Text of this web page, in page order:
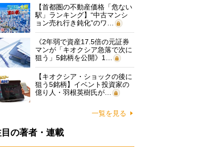
【首都圏の不動産価格「危ない
駅」ランキング】“中古マンシ
ョン売れ行き鈍化”のワ…
《2年弱で資産17.5倍の元証券
マンが「キオクシア急落で次に
狙う」5銘柄を公開》1…
【キオクシア・ショックの後に
狙う5銘柄】イベント投資家の
億り人・羽根英樹氏が…
一覧を見る
の著者・連載